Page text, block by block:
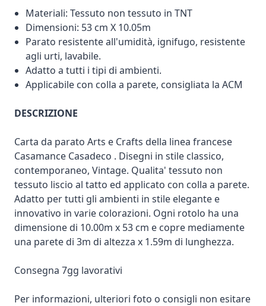
Materiali: Tessuto non tessuto in TNT
Dimensioni: 53 cm X 10.05m
Parato resistente all'umidità, ignifugo, resistente
agli urti, lavabile.
Adatto a tutti i tipi di ambienti.
Applicabile con colla a parete, consigliata la ACM
DESCRIZIONE
Carta da parato Arts e Crafts della linea francese
Casamance Casadeco . Disegni in stile classico,
contemporaneo, Vintage. Qualita' tessuto non
tessuto liscio al tatto ed applicato con colla a parete.
Adatto per tutti gli ambienti in stile elegante e
innovativo in varie colorazioni. Ogni rotolo ha una
dimensione di 10.00m x 53 cm e copre mediamente
una parete di 3m di altezza x 1.59m di lunghezza.
Consegna 7gg lavorativi
Per informazioni, ulteriori foto o consigli non esitare